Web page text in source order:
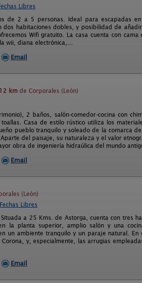
Libres
de 2 a 5 personas. Ideal para escapadas
habitaciones dobles, y posibilidad de
Wifi gratuito. La casa cuenta con
wii, diana electrónica,...
Email
12 km de Corporales (León)
2 baños, salón-comedor-cocina con
Casa de estilo rústico utiliza los
pueblo tranquilo y soleado de la comarca
del paisaje, su naturaleza y el valor
obra de ingeniería hidraúlica del mundo
Email
(León)
Fechas Libres
a 25 Kms. de Astorga, cuenta con tres
la planta superior, amplio salón y una
un ambiente tranquilo y un paraje natural. En
y, especialmente, las arrugias
Email